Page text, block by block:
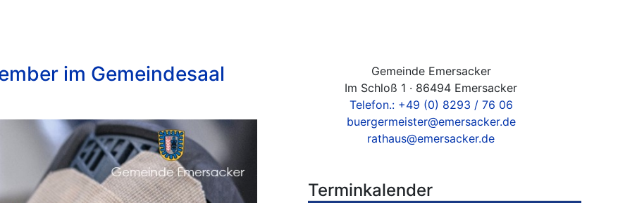
im Gemeindesaal
Gemeinde Emersacker
Im Schloß 1 · 86494 Emersacker
Telefon.: +49 (0) 8293 / 76 06
buergermeister@emersacker.de
rathaus@emersacker.de
Terminkalender